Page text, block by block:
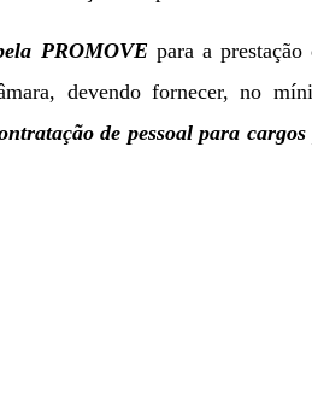
PROMOVEpara a
devendo fornecer, no
de pessoal para cargos